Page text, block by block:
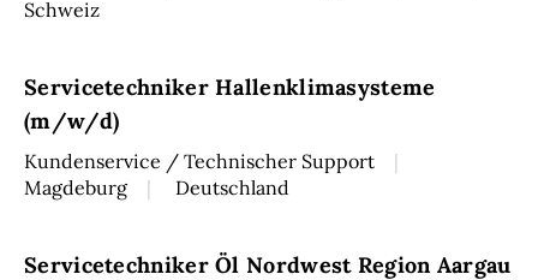
Schweiz
Servicetechniker Hallenklimasysteme
(m/w/d)
Kundenservice / Technischer Support
Magdeburg
Deutschland
Servicetechniker Öl Nordwest Region Aargau